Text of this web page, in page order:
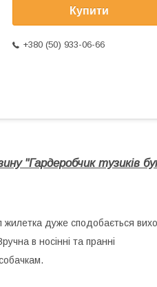
Купити
+380 (50) 933-06-66
"Гардеробчик тузиків
дуже сподобається
в носінні та пранні